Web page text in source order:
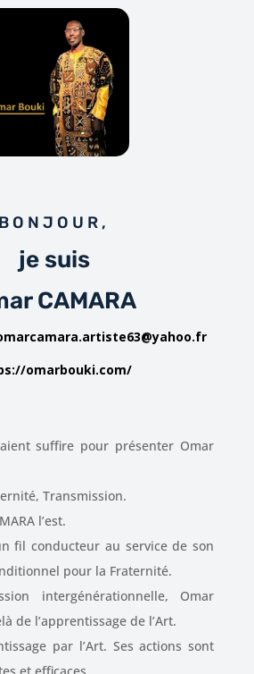
BONJOUR,
je suis
CAMARA
omarbouki.com/
suffire pour présenter Omar
Transmission.
l’est.
fil conducteur au service de son
pour la Fraternité.
intergénérationnelle, Omar
de l’apprentissage de l’Art.
par l’Art. Ses actions sont